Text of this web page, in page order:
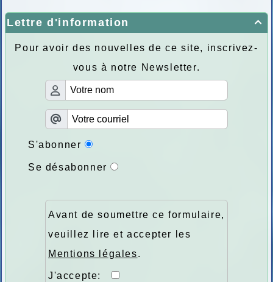

Lettre d'information
Pour avoir des nouvelles de ce site, inscrivez-
vous à notre Newsletter.
S'abonner
Se désabonner
Avant de soumettre ce formulaire,
veuillez lire et accepter les
Mentions légales.
J'accepte: